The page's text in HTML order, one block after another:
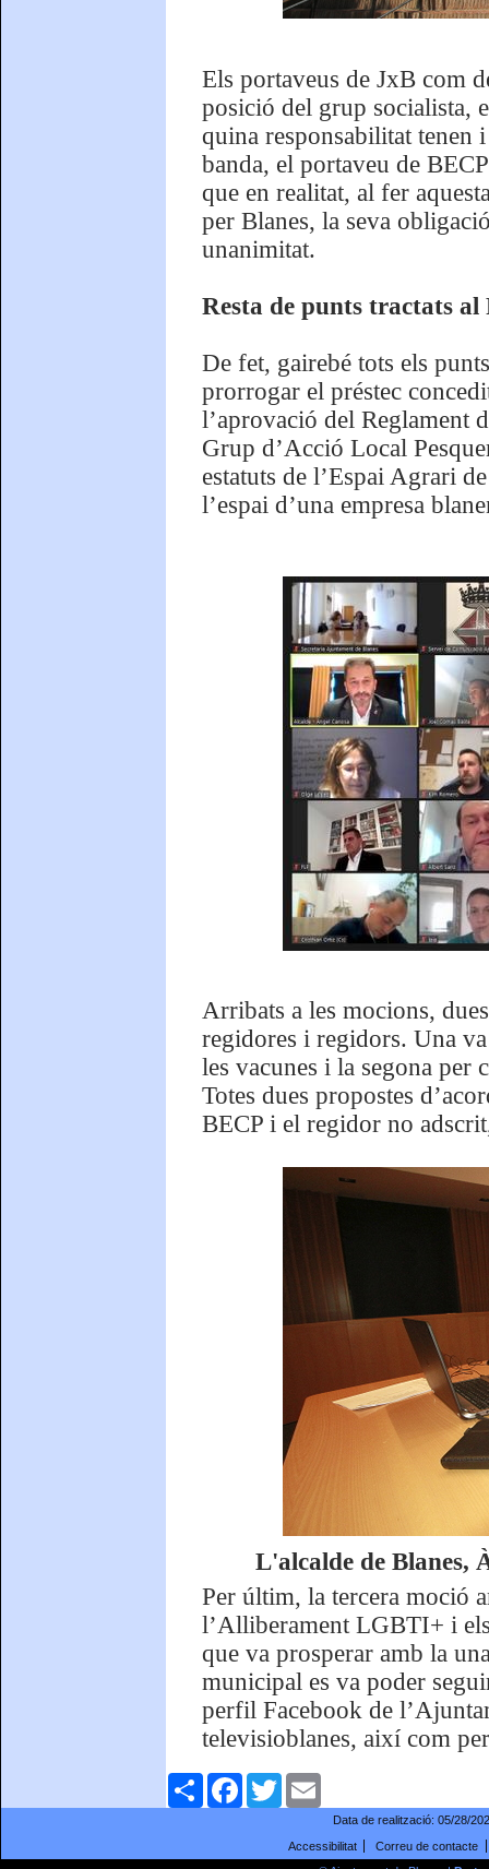
Els portaveus de JxB com
posició del grup socialista,
quina responsabilitat tenen
banda, el portaveu de
que en realitat, al fer
per Blanes, la seva
unanimitat.
Resta de punts tractats
De fet, gairebé tots els
prorrogar el préstec
l’aprovació del Reglament
Grup d’Acció Local
estatuts de l’Espai Agrari
l’espai d’una empresa
Arribats a les mocions,
regidores i regidors. Una
les vacunes i la segona per
Totes dues propostes
BECP i el regidor no
L'alcalde de Blanes,
Per últim, la tercera moció
l’Alliberament LGBTI+ i
que va prosperar amb la
municipal es va poder
perfil Facebook de
televisioblanes, així com
ComparteixFacebookTwitter
Data de realització: 05/28/
Accessibilitat
Correu de contacte